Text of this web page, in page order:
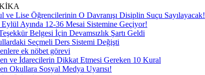
ve Lise Öğrencilerinin O Davranışı Disiplin Suçu Sayılayacak!
Ayında 12-36 Mesai Sistemine Geçiyor!
Belgesi İçin Devamsızlık Şartı Geldi
Seçmeli Ders Sistemi Değişti
ek nöbet görevi
ve İdarecilerin Dikkat Etmesi Gereken 10 Kural
Okullara Sosyal Medya Uyarısı!